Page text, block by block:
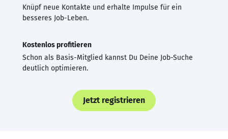
Knüpf neue Kontakte und erhalte Impulse für ein
besseres Job-Leben.
Kostenlos profitieren
Schon als Basis-Mitglied kannst Du Deine Job-Suche
deutlich optimieren.
Jetzt registrieren